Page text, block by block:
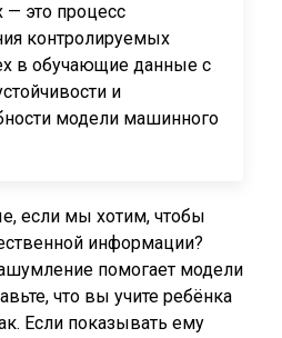
это процесс
контролируемых
в обучающие данные с
и
модели машинного
если мы хотим, чтобы
информации?
помогает модели
что вы учите ребёнка
Если показывать ему